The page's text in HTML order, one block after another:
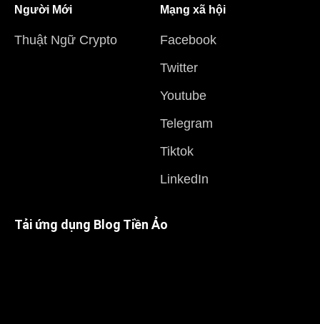
Người Mới
Thuật Ngữ Crypto
Mạng xã hội
Facebook
Twitter
Youtube
Telegram
Tiktok
LinkedIn
Tải ứng dụng Blog Tiền Ảo